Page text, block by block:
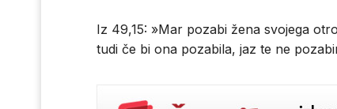
Iz 49,15: »Mar pozabi žena svojega
tudi če bi ona pozabila, jaz te ne